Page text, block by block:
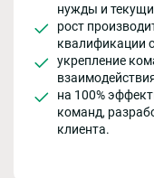
нужды и
рост
квалификации
укрепление
на 100%
команд,
клиента.